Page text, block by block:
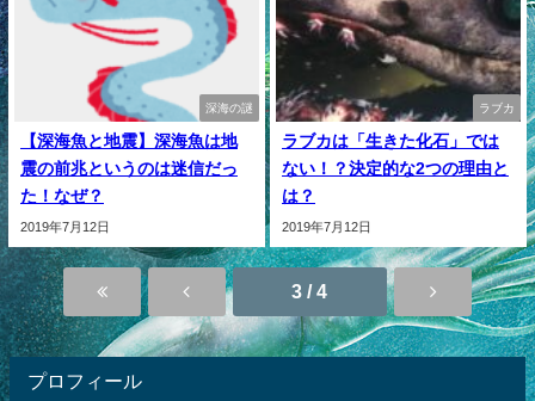
深海の謎
【深海魚と地震】深海魚は地
震の前兆というのは迷信だっ
た！なぜ？
2019年7月12日
ラブカ
ラブカは「生きた化石」では
ない！？決定的な2つの理由と
は？
2019年7月12日
3 / 4
プロフィール